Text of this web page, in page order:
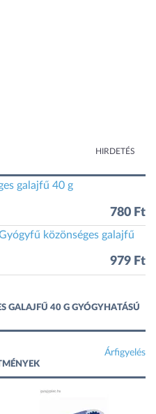
HIRDETÉS
galajfű 40 g
780 Ft
közönséges galajfű
979 Ft
GALAJFŰ 40 G GYÓGYHATÁSÚ
Árfigyelés